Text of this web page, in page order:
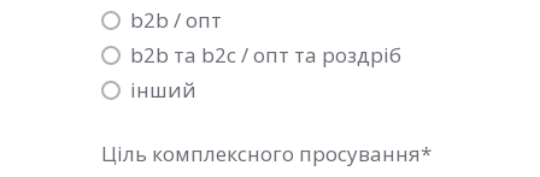
b2b / опт
b2b та b2c / опт та роздріб
інший
Ціль комплексного просування*